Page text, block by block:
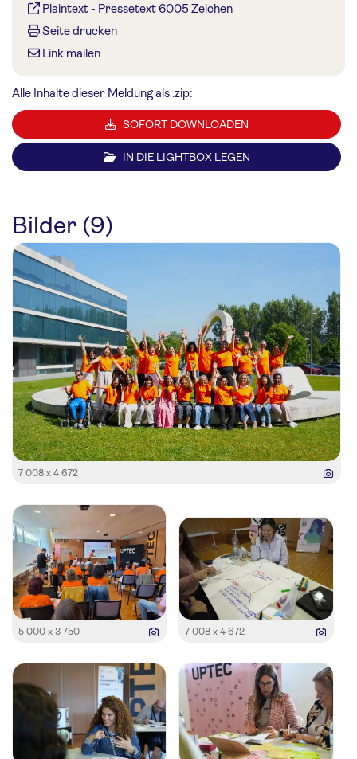
Plaintext- Pressetext 6005 Zeichen
Seite drucken
Link mailen
Alle Inhalte dieser Meldung als .zip:
SOFORT DOWNLOADEN
IN DIE LIGHTBOX LEGEN
Bilder (9)
7 008 x 4 672
5 000 x 3 750 7 008 x 4 672